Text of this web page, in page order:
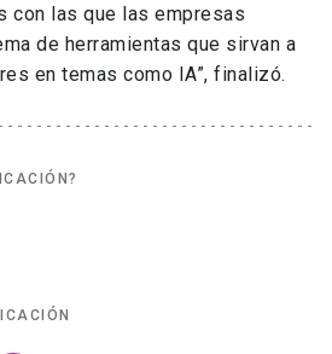
con las que las empresas
de herramientas que sirvan a
en temas como IA”, finalizó.